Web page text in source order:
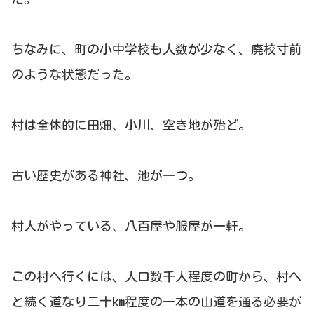
ちなみに、町の小中学校も人数が少なく、廃校寸前
のような状態だった。
村は全体的に田畑、小川、空き地が殆ど。
古い歴史がある神社、池が一つ。
村人がやっている、八百屋や服屋が一軒。
この村へ行くには、人口数千人程度の町から、村へ
と続く道なり二十km程度の一本の山道を通る必要が